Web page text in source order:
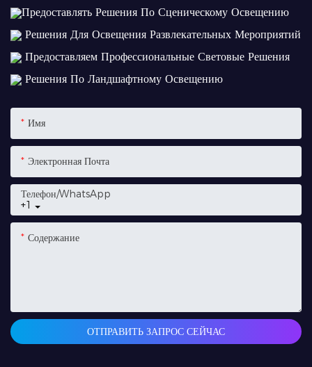
Предоставлять Решения По Сценическому Освещению
Решения Для Освещения Развлекательных Мероприятий
Предоставляем Профессиональные Световые Решения
Решения По Ландшафтному Освещению
Имя
Электронная Почта
+1
Телефон/WhatsApp
Содержание
ОТПРАВИТЬ ЗАПРОС СЕЙЧАС